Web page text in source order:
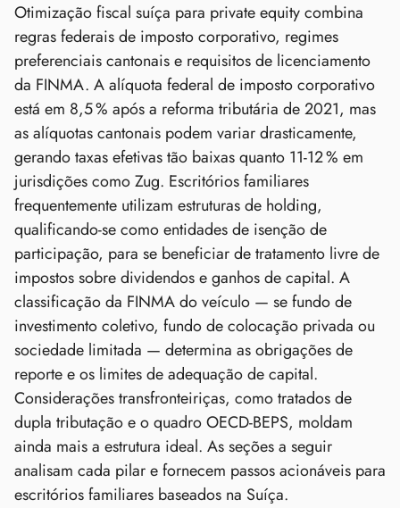
Otimização fiscal suíça para private equity combina
regras federais de imposto corporativo, regimes
preferenciais cantonais e requisitos de licenciamento
da FINMA. A alíquota federal de imposto corporativo
está em 8,5 % após a reforma tributária de 2021, mas
as alíquotas cantonais podem variar drasticamente,
gerando taxas efetivas tão baixas quanto 11‑12 % em
jurisdições como Zug. Escritórios familiares
frequentemente utilizam estruturas de holding,
qualificando‑se como entidades de isenção de
participação, para se beneficiar de tratamento livre de
impostos sobre dividendos e ganhos de capital. A
classificação da FINMA do veículo — se fundo de
investimento coletivo, fundo de colocação privada ou
sociedade limitada — determina as obrigações de
reporte e os limites de adequação de capital.
Considerações transfronteiriças, como tratados de
dupla tributação e o quadro OECD‑BEPS, moldam
ainda mais a estrutura ideal. As seções a seguir
analisam cada pilar e fornecem passos acionáveis para
escritórios familiares baseados na Suíça.